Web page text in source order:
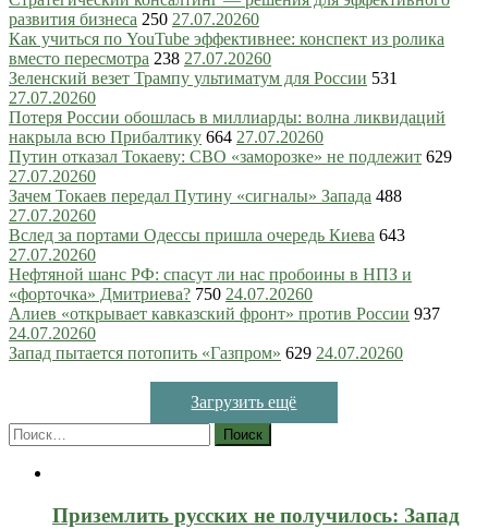
развития бизнеса 250 27.07.20260
Как учиться по YouTube эффективнее: конспект из ролика
вместо пересмотра 238 27.07.20260
Зеленский везет Трампу ультиматум для России 531
27.07.20260
Потеря России обошлась в миллиарды: волна ликвидаций
накрыла всю Прибалтику 664 27.07.20260
Путин отказал Токаеву: СВО «заморозке» не подлежит 629
27.07.20260
Зачем Токаев передал Путину «сигналы» Запада 488
27.07.20260
Вслед за портами Одессы пришла очередь Киева 643
27.07.20260
Нефтяной шанс РФ: спасут ли нас пробоины в НПЗ и
«форточка» Дмитриева? 750 24.07.20260
Алиев «открывает кавказский фронт» против России 937
24.07.20260
Запад пытается потопить «Газпром» 629 24.07.20260
Загрузить ещё
Найти:
Приземлить русских не получилось: Запад